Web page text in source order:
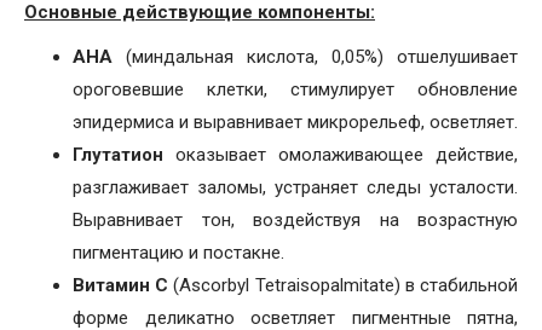
Основные действующие компоненты:
AHA (миндальная кислота, 0,05%) отшелушивает
ороговевшие клетки, стимулирует обновление
эпидермиса и выравнивает микрорельеф, осветляет.
Глутатион оказывает омолаживающее действие,
разглаживает заломы, устраняет следы усталости.
Выравнивает тон, воздействуя на возрастную
пигментацию и постакне.
Витамин С (Ascorbyl Tetraisopalmitate) в стабильной
форме деликатно осветляет пигментные пятна,